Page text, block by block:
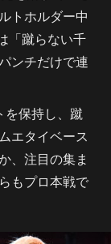
トホルダー中
「蹴らない千
ンチだけで連
保持し、蹴
エタイベース
、注目の集ま
もプロ本戦で